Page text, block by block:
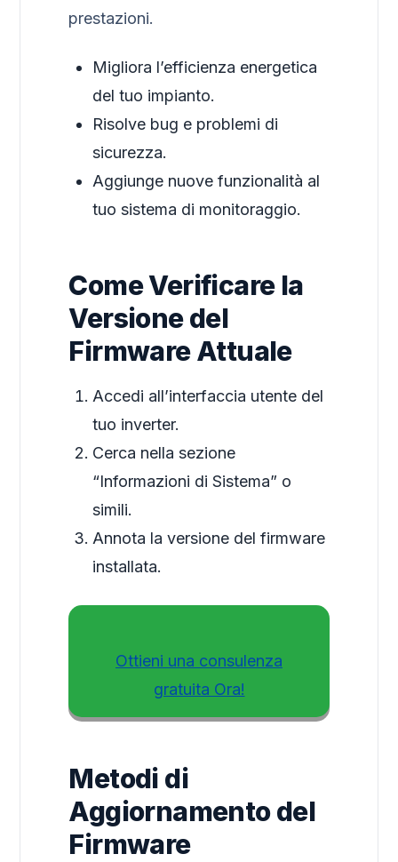
prestazioni.
Migliora l’efficienza energetica
del tuo impianto.
Risolve bug e problemi di
sicurezza.
Aggiunge nuove funzionalità al
tuo sistema di monitoraggio.
Come Verificare la
Versione del
Firmware Attuale
Accedi all’interfaccia utente del
tuo inverter.
Cerca nella sezione
“Informazioni di Sistema” o
simili.
Annota la versione del firmware
installata.
Ottieni una consulenza
gratuita Ora!
Metodi di
Aggiornamento del
Firmware